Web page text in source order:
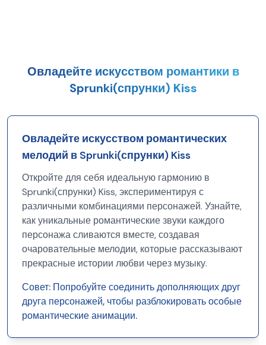
Овладейте искусством романтики в
Sprunki(спрунки) Kiss
Овладейте искусством романтических
мелодий в Sprunki(спрунки) Kiss
Откройте для себя идеальную гармонию в
Sprunki(спрунки) Kiss, экспериментируя с
различными комбинациями персонажей. Узнайте,
как уникальные романтические звуки каждого
персонажа сливаются вместе, создавая
очаровательные мелодии, которые рассказывают
прекрасные истории любви через музыку.
Совет: Попробуйте соединить дополняющих друг
друга персонажей, чтобы разблокировать особые
романтические анимации.